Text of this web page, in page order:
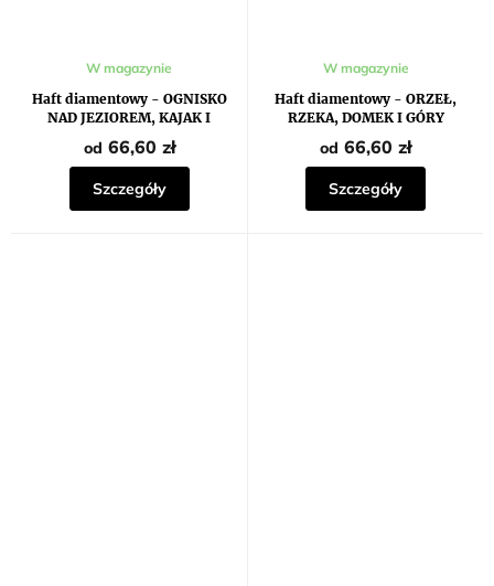
Haft diamentowy - OGNISKO
NAD JEZIOREM, KAJAK I
W magazynie
od 66,60 zł
Szczegóły
Haft diamentowy - ORZEŁ,
RZEKA, DOMEK I GÓRY
W magazynie
od 66,60 zł
Szczegóły